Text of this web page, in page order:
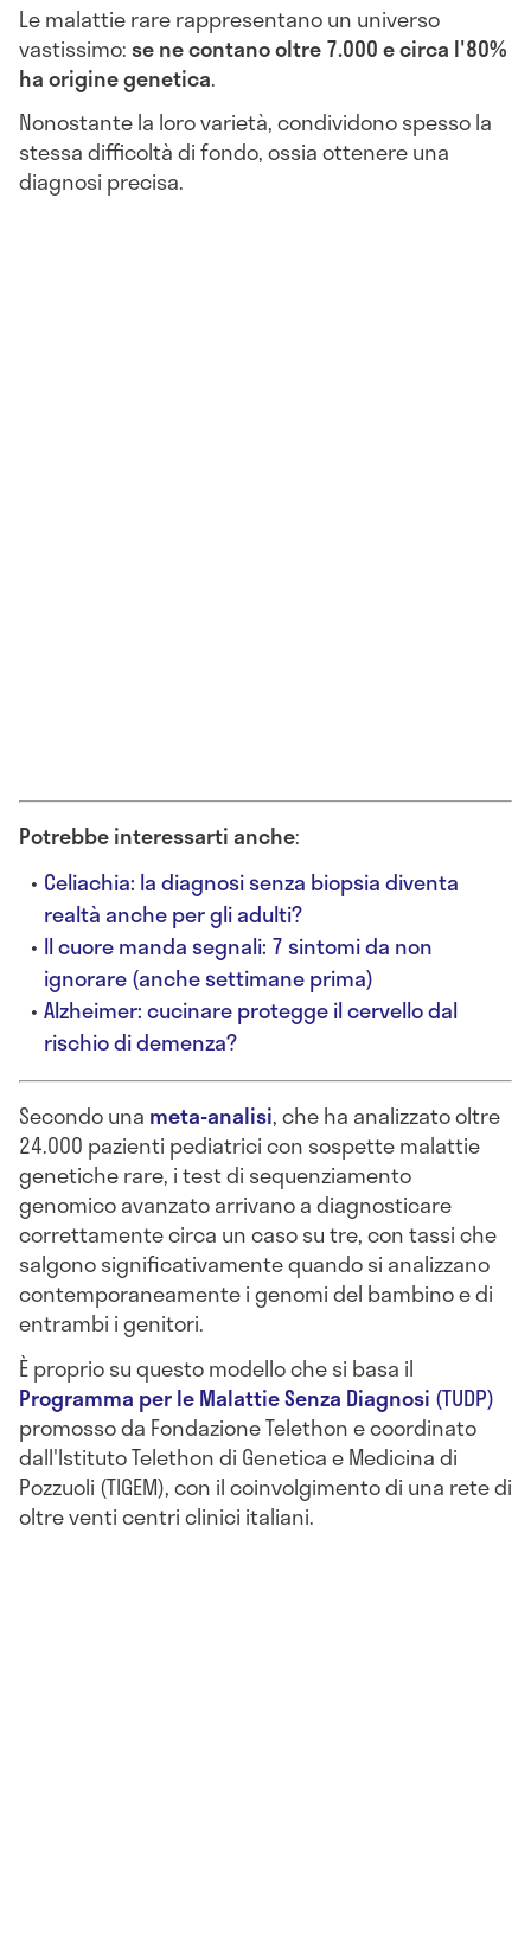
Le malattie rare rappresentano un universo
vastissimo:se ne contano oltre 7.000 e circa l'80%
ha origine genetica.
Nonostante la loro varietà, condividono spesso la
stessa difficoltà di fondo, ossia ottenere una
diagnosi precisa.
Potrebbe interessarti anche:
Celiachia: la diagnosi senza biopsia diventa
realtà anche per gli adulti?
Il cuore manda segnali: 7 sintomi da non
ignorare (anche settimane prima)
Alzheimer: cucinare protegge il cervello dal
rischio di demenza?
Secondo una meta-analisi, che ha analizzato oltre
24.000 pazienti pediatrici con sospette malattie
genetiche rare, i test di sequenziamento
genomico avanzato arrivano a diagnosticare
correttamente circa un caso su tre, con tassi che
salgono significativamente quando si analizzano
contemporaneamente i genomi del bambino e di
entrambi i genitori.
È proprio su questo modello che si basa il
Programma per le Malattie Senza Diagnosi (TUDP)
promosso da Fondazione Telethon e coordinato
dall'Istituto Telethon di Genetica e Medicina di
Pozzuoli (TIGEM), con il coinvolgimento di una rete di
oltre venti centri clinici italiani.